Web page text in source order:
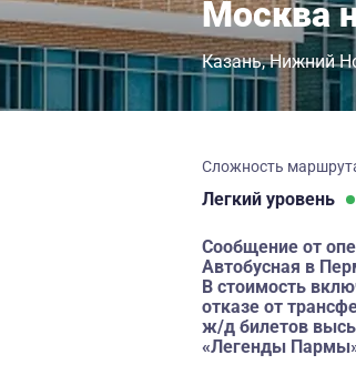
Москва
Казань Нижний
Сложность
Легкий уровень
Сообщение от
Автобусная в
В стоимость
отказе от
ж/д билетов
«Легенды